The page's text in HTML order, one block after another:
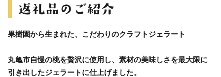
果樹園から生まれた、こだわりのクラフトジェラート
丸亀市自慢の桃を贅沢に使用し、素材の美味しさを最大限に
引き出したジェラートに仕上げました。